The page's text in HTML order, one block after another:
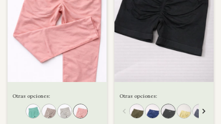
Otras opciones: Otras opciones: